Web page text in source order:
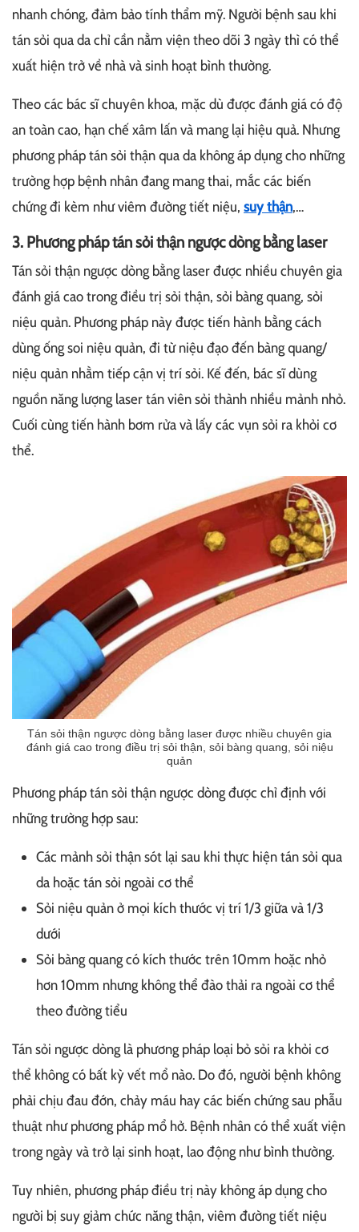
nhanh chóng, đảm bảo tính thẩm mỹ. Người bệnh sau khi
tán sỏi qua da chỉ cần nằm viện theo dõi 3 ngày thì có thể
xuất hiện trở về nhà và sinh hoạt bình thường.
Theo các bác sĩ chuyên khoa, mặc dù được đánh giá có độ
an toàn cao, hạn chế xâm lấn và mang lại hiệu quả. Nhưng
phương pháp tán sỏi thận qua da không áp dụng cho những
trường hợp bệnh nhân đang mang thai, mắc các biến
chứng đi kèm như viêm đường tiết niệu, suy thận,…
3. Phương pháp tán sỏi thận ngược dòng bằng laser
Tán sỏi thận ngược dòng bằng laser được nhiều chuyên gia
đánh giá cao trong điều trị sỏi thận, sỏi bàng quang, sỏi
niệu quản. Phương pháp này được tiến hành bằng cách
dùng ống soi niệu quản, đi từ niệu đạo đến bàng quang/
niệu quản nhằm tiếp cận vị trí sỏi. Kế đến, bác sĩ dùng
nguồn năng lượng laser tán viên sỏi thành nhiều mảnh nhỏ.
Cuối cùng tiến hành bơm rửa và lấy các vụn sỏi ra khỏi cơ
thể.
Tán sỏi thận ngược dòng bằng laser được nhiều chuyên gia
đánh giá cao trong điều trị sỏi thận, sỏi bàng quang, sỏi niệu
quản
Phương pháp tán sỏi thận ngược dòng được chỉ định với
những trường hợp sau:
Các mảnh sỏi thận sót lại sau khi thực hiện tán sỏi qua
da hoặc tán sỏi ngoài cơ thể
Sỏi niệu quản ở mọi kích thước vị trí 1/3 giữa và 1/3
dưới
Sỏi bàng quang có kích thước trên 10mm hoặc nhỏ
hơn 10mm nhưng không thể đào thải ra ngoài cơ thể
theo đường tiểu
Tán sỏi ngược dòng là phương pháp loại bỏ sỏi ra khỏi cơ
thể không có bất kỳ vết mổ nào. Do đó, người bệnh không
phải chịu đau đớn, chảy máu hay các biến chứng sau phẫu
thuật như phương pháp mổ hở. Bệnh nhân có thể xuất viện
trong ngày và trở lại sinh hoạt, lao động như bình thường.
Tuy nhiên, phương pháp điều trị này không áp dụng cho
người bị suy giảm chức năng thận, viêm đường tiết niệu